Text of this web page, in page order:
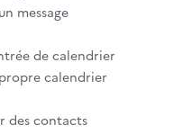
message
de calendrier
calendrier
des contacts